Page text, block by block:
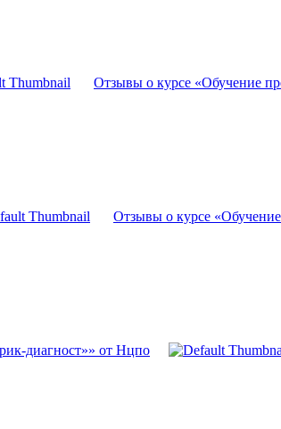
Отзывы о курсе «Обучение
Отзывы о курсе
диагност»» от Нцпо